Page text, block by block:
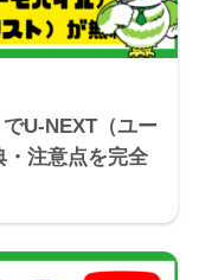
U-NEXT（ユー
・注意点を完全